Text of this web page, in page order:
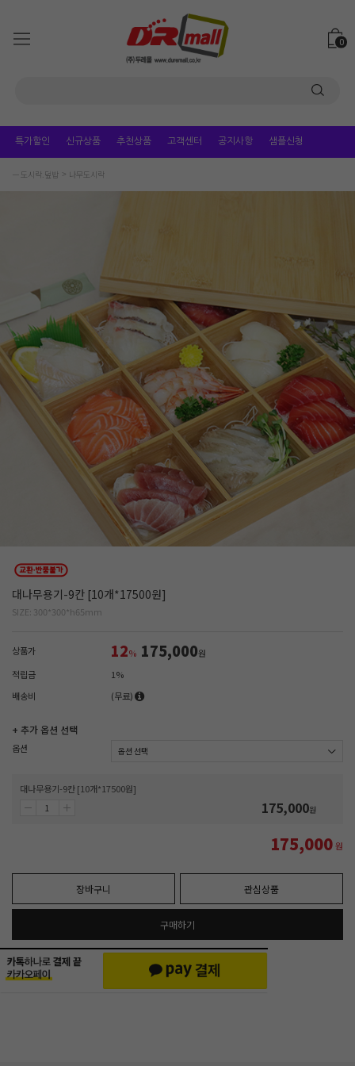
0
특가할인 신규상품 추천상품 고객센터 공지사항 샘플신청
ㅡ 도시락.덮밥 나무도시락
대나무용기-9칸 [10개*17500원]
SIZE: 300*300*h65mm
상품가 12% 175,000원
적립금
1%
배송비
(무료)
+ 추가 옵션 선택
옵션
대나무용기-9칸 [10개*17500원]
175,000원
175,000원
장바구니 관심상품
구매하기